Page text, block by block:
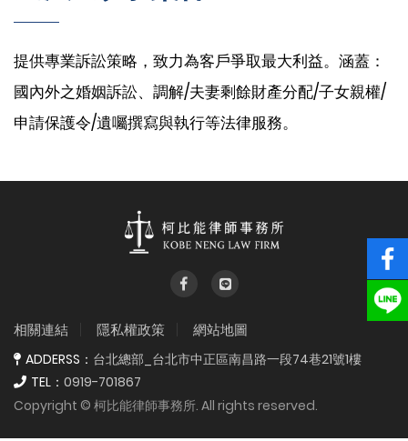
提供專業訴訟策略，致力為客戶爭取最大利益。涵蓋：
國內外之婚姻訴訟、調解/夫妻剩餘財產分配/子女親權/
申請保護令/遺囑撰寫與執行等法律服務。
相關連結 隱私權政策 網站地圖
ADDERSS： 台北總部_台北市中正區南昌路一段74巷21號1樓
TEL： 0919-701867
Copyright © 柯比能律師事務所. All rights reserved.